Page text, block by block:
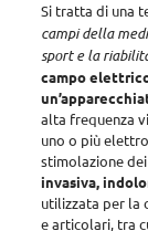
Si tratta di una
campi della
sport e la
campo
alta frequenza
uno o più
stimolazione
invasiva,
utilizzata per la
e articolari, tra